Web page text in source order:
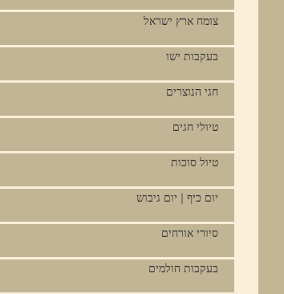
צומח ארץ ישראל
בעקבות ישו
חגי הנוצרים
טיולי חגים
טיול סוכות
יום כיף | יום גיבוש
סיורי אורחים
בעקבות חולמים